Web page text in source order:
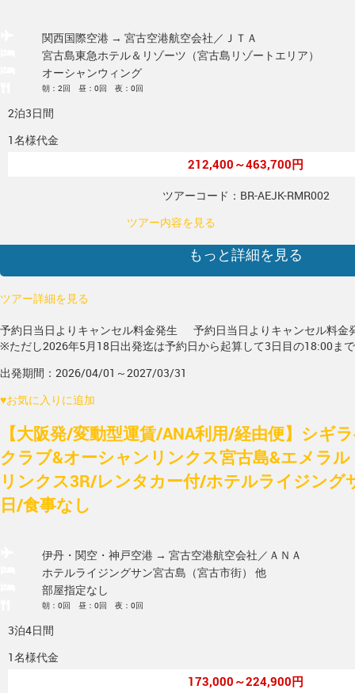
関西国際空港 → 宮古空港航空会社／ＪＴＡ
宮古島東急ホテル＆リゾーツ（宮古島リゾートエリア）
オーシャンウィング
朝：2回 昼：0回 夜：0回
2泊3日間
1名様代金
212,400～463,700円
ツアーコード：BR-AEJK-RMR002
ツアー内容を見る
もっと詳細を見る
ツアー詳細を見る
予約日当日よりキャンセル料金発生
予約日当日よりキャンセル料金
※ただし2026年5月18日出発迄は予約日から起算して3日目の18:00ま
出発期間：2026/04/01～2027/03/31
♥お気に入りに追加
【大阪発/変動型運賃/ANA利用/経由便】シギ
クラブ&オーシャンリンクス宮古島&エメラ
リンクス3R/レンタカー付/ホテルライジング
日/食事なし
伊丹・関空・神戸空港 → 宮古空港航空会社／ＡＮＡ
ホテルライジングサン宮古島（宮古市街） 他
部屋指定なし
朝：0回 昼：0回 夜：0回
3泊4日間
1名様代金
173,000～224,900円